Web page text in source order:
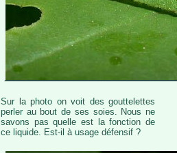
Sur la photo on voit des gouttelettes
perler au bout de ses soies. Nous ne
savons pas quelle est la fonction de
ce liquide. Est-il à usage défensif ?